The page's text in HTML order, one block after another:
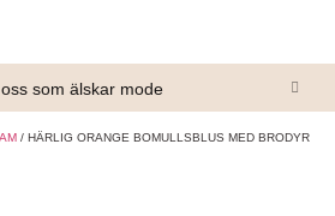
som älskar mode
/ HÄRLIG ORANGE BOMULLSBLUS MED BRODYR